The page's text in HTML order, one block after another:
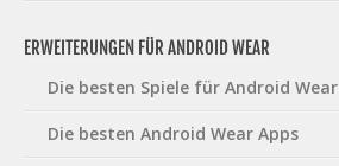
ERWEITERUNGEN FÜR ANDROID WEAR
Die besten Spiele für Android Wear
Die besten Android Wear Apps